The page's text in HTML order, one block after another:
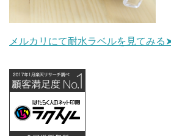
メルカリにて耐水ラベルを見てみる